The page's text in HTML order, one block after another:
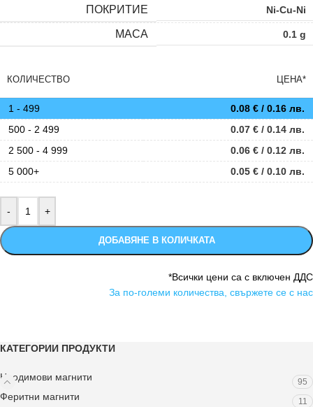
ПОКРИТИЕ Ni-Cu-Ni
МАСА 0.1 g
КОЛИЧЕСТВО ЦЕНА*
1 - 499 0.08 € / 0.16 лв.
500 - 2 499
0.07 € / 0.14 лв.
2 500 - 4 999
0.06 € / 0.12 лв.
5 000+
0.05 € / 0.10 лв.
ДОБАВЯНЕ В КОЛИЧКАТА
*Всички цени са с включен ДДС
За по-големи количества, свържете се с нас
КАТЕГОРИИ ПРОДУКТИ
Неодимови магнити 95
Феритни магнити 11